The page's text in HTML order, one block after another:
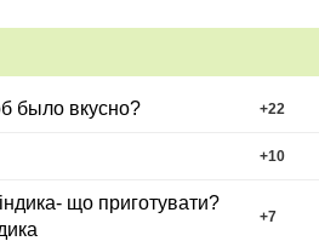
было вкусно? +22
+10
що приготувати?
+7